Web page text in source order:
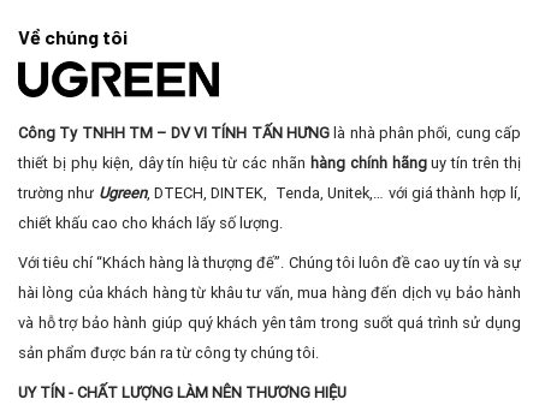
Về chúng tôi
Công Ty TNHH TM – DV VI TÍNH TẤN HƯNG là nhà phân phối, cung cấp
thiết bị phụ kiện, dây tín hiệu từ các nhãn hàng chính hãnguy tín trên thị
trường như Ugreen, DTECH, DINTEK, Tenda, Unitek,… với giá thành hợp lí,
chiết khấu cao cho khách lấy số lượng.
Với tiêu chí “Khách hàng là thượng đế”. Chúng tôi luôn đề cao uy tín và sự
hài lòng của khách hàng từ khâu tư vấn, mua hàng đến dịch vụ bảo hành
và hỗ trợ bảo hành giúp quý khách yên tâm trong suốt quá trình sử dụng
sản phẩm được bán ra từ công ty chúng tôi.
UY TÍN - CHẤT LƯỢNG LÀM NÊN THƯƠNG HIỆU